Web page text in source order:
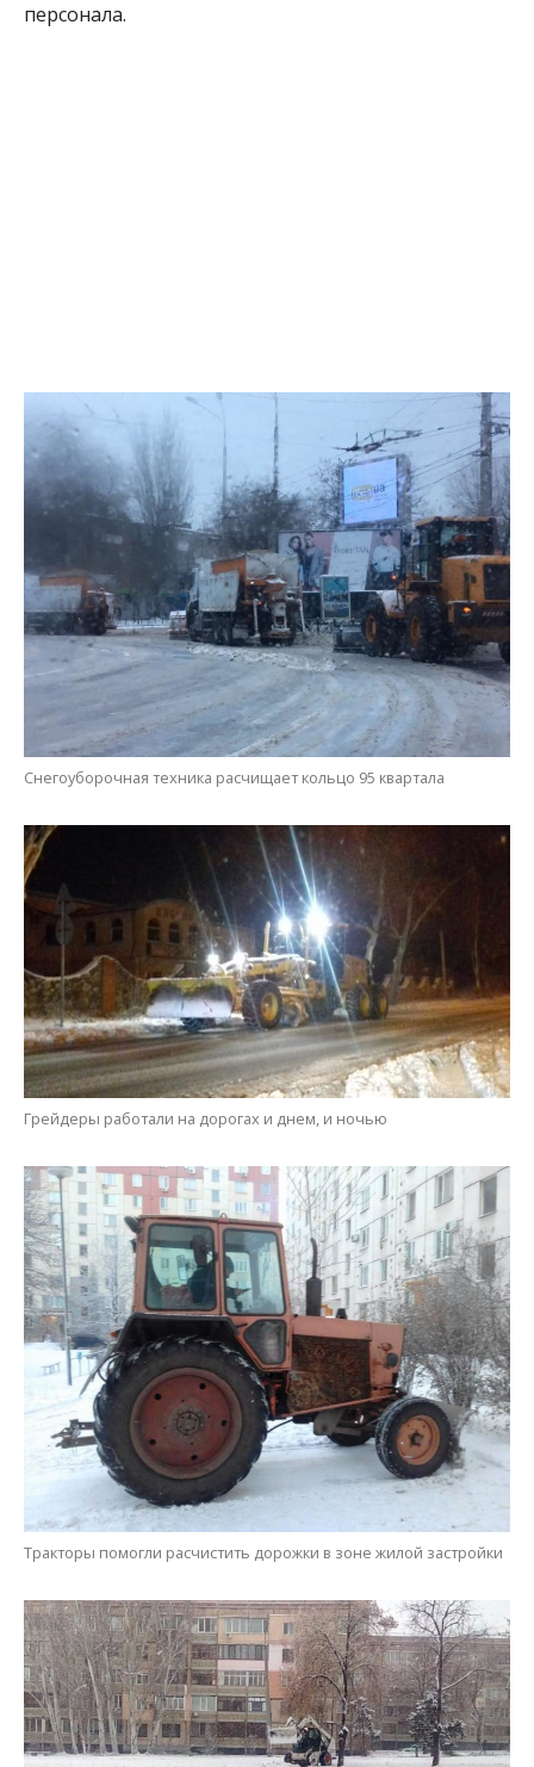
персонала.
Снегоуборочная техника расчищает кольцо 95 квартала
Грейдеры работали на дорогах и днем, и ночью
Тракторы помогли расчистить дорожки в зоне жилой застройки